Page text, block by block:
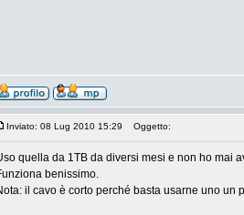
Inviato: 08 Lug 2010 15:29 Oggetto:
quella da 1TB da diversi mesi e non ho mai
benissimo.
il cavo è corto perché basta usarne uno